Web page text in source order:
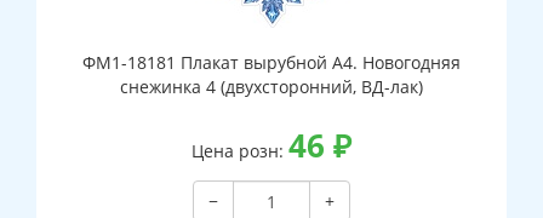
ФМ1-18181 Плакат вырубной А4. Новогодняя
снежинка 4 (двухсторонний, ВД-лак)
Цена розн: 46 ₽
−
+